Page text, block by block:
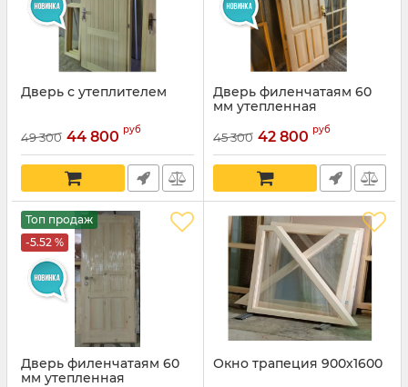
Дверь с утеплителем
49 300 44 800 руб
Дверь филенчатаям 60
мм утепленная
45 300 42 800 руб
Топ продаж
-5.52 %
Дверь филенчатаям 60
мм утепленная
Окно трапеция 900х1600